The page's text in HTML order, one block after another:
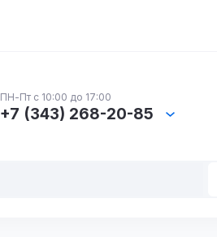
ПН-Пт с 10:00 до 17:00
+7 (343) 268-20-85